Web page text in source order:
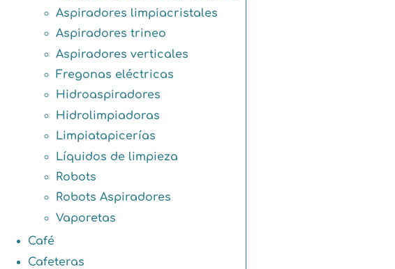
Aspiradores limpiacristales
Aspiradores trineo
Aspiradores verticales
Fregonas eléctricas
Hidroaspiradores
Hidrolimpiadoras
Limpiatapicerías
Líquidos de limpieza
Robots
Robots Aspiradores
Vaporetas
Café
Cafeteras